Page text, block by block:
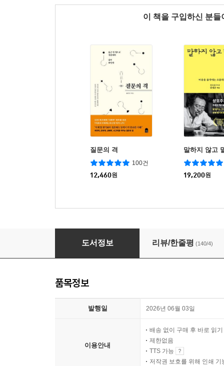
이 책을 구입하신 분
질문의 격
100건
12,460원
말하지 않고
19,200원
말투만 바꿨을 뿐인데(10만 부 기념 개정판)
도서정보 리뷰/한줄평 (140/4)
품목정보
발행일 2026년 06월 03일
이용안내
배송 없이 구매 후 바로 읽기
제한없음
TTS 가능
저작권 보호를 위해 인쇄 기